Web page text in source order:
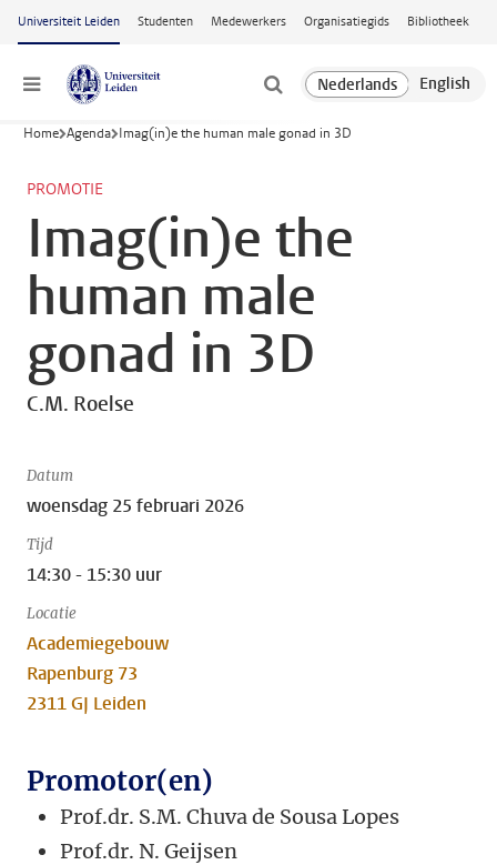
Ga naar hoofdinhoud
Universiteit Leiden Studenten Medewerkers Organisatiegids Bibliotheek
Menu
Home Agenda Imag(in)e the human male gonad in 3D
PROMOTIE
Imag(in)e the
human male
gonad in 3D
C.M. Roelse
Datum
woensdag 25 februari 2026
Tijd
14:30 - 15:30 uur
Locatie
Academiegebouw
Rapenburg 73
2311 GJ Leiden
Promotor(en)
Prof.dr. S.M. Chuva de Sousa Lopes
Prof.dr. N. Geijsen